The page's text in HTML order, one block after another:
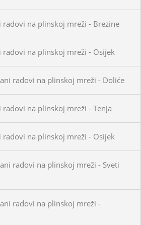
na plinskoj mreži - Brezine
na plinskoj mreži - Osijek
radovi na plinskoj mreži - Doliće
na plinskoj mreži - Tenja
na plinskoj mreži - Osijek
radovi na plinskoj mreži - Sveti
radovi na plinskoj mreži -